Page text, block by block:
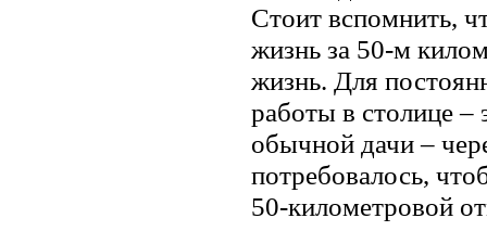
Стоит вспомнить,
жизнь за 50-м
жизнь. Для
работы в столице –
обычной дачи –
потребовалось,
50-километровой